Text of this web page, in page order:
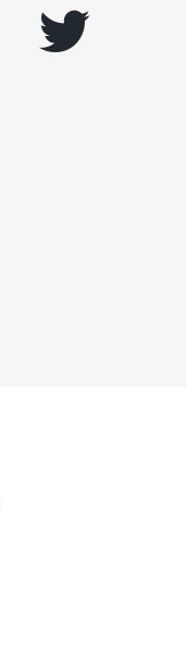
twitter